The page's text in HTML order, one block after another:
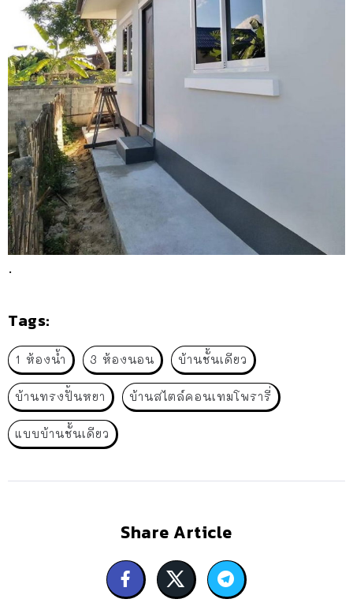
.
Tags:
1 ห้องน้ำ 3 ห้องนอน บ้านชั้นเดียว
บ้านทรงปั้นหยา บ้านสไตล์คอนเทมโพรารี่
แบบบ้านชั้นเดียว
Share Article